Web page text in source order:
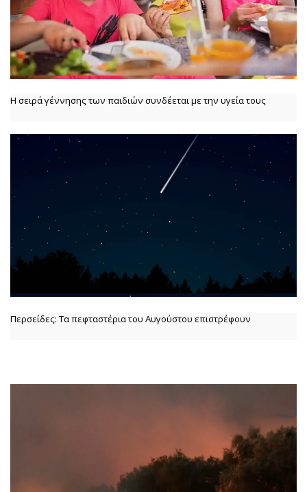
Η σειρά γέννησης των παιδιών συνδέεται με την υγεία τους
Περσείδες: Τα πεφταστέρια του Αυγούστου επιστρέφουν